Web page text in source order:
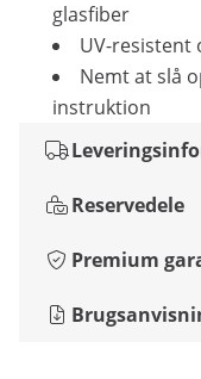
glasfiber
UV-
Nemt at slå
instruktion
Reservedele
Premium